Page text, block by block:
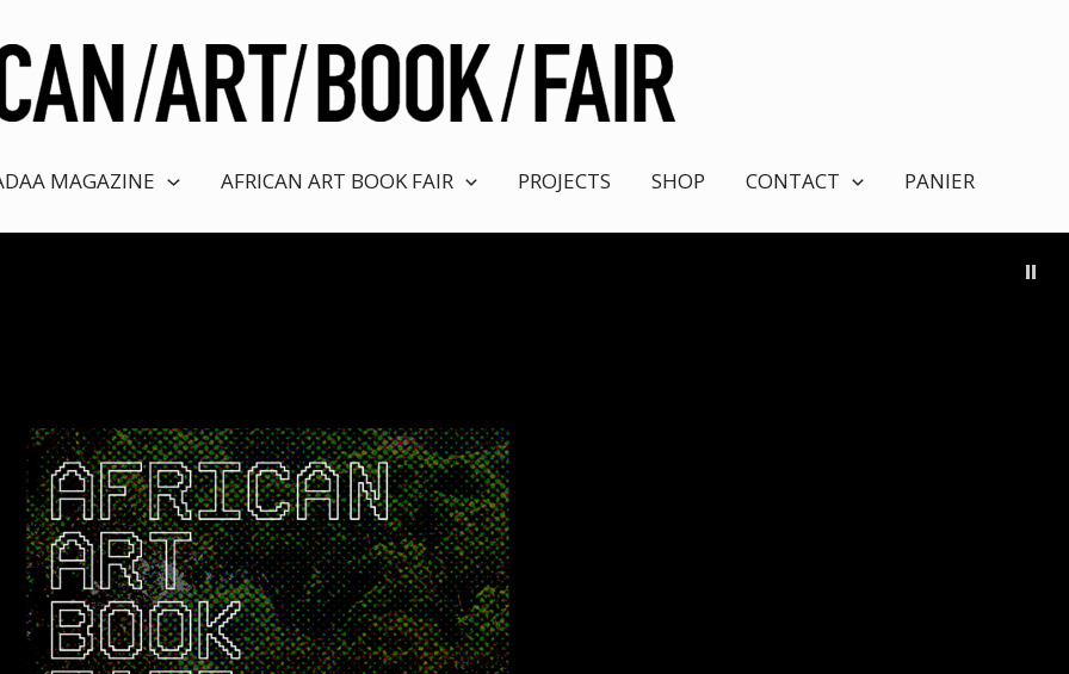
MAGAZINE AFRICAN ART BOOK FAIR PROJECTS SHOP CONTACT PANIER